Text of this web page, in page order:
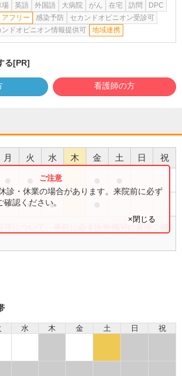
場
英語 外国語 大病院 がん 在宅 訪問
DPC
アフリー
感染予防
セカンドオピニオン受診可
ンドオピニオン情報提供可
地域連携
る[PR]
看護師の方
月 火 水 木 金 土 日 祝
●
● ● ●
について、事前に必ず医療機関に直接ご確
診・休業の場合があります。来院前に必ず
認ください。
×閉じる
水 木 金 土 日 祝